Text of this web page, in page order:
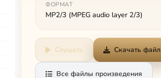
ФОРМАТ
MP2/3 (MPEG audio layer 2/3)
Слушать Скачать файл
Все файлы произведения